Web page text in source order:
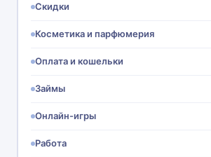
Скидки
Косметика и парфюмерия
Оплата и кошельки
Займы
Онлайн-игры
Работа